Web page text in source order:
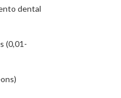
dental
(0,01-